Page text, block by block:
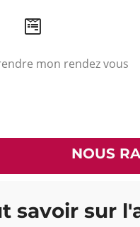
mon rendez vous
NOUS
savoir sur